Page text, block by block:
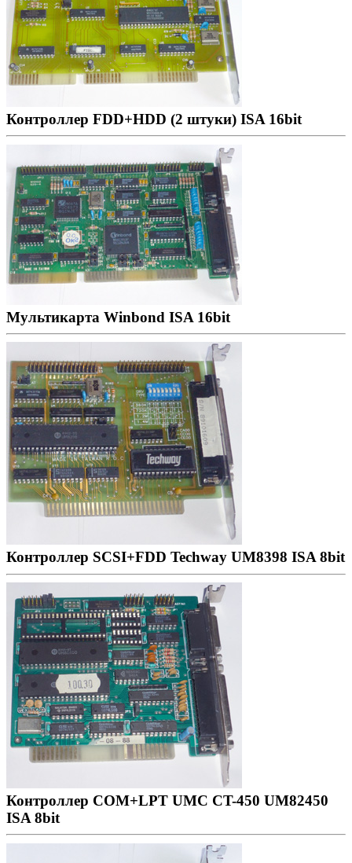
Контроллер FDD+HDD (2 штуки) ISA 16bit
Мультикарта Winbond ISA 16bit
Контроллер SCSI+FDD Techway UM8398 ISA 8bit
Контроллер COM+LPT UMC CT-450 UM82450
ISA 8bit